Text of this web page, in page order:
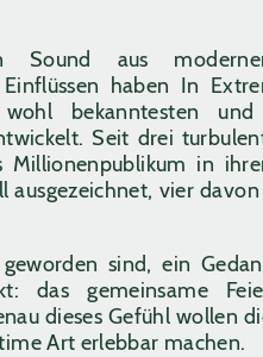
Sound aus
haben In
bekanntesten und
Seit drei
in
vier
sind, ein
das gemeinsame
dieses Gefühl wollen
Art erlebbar machen.